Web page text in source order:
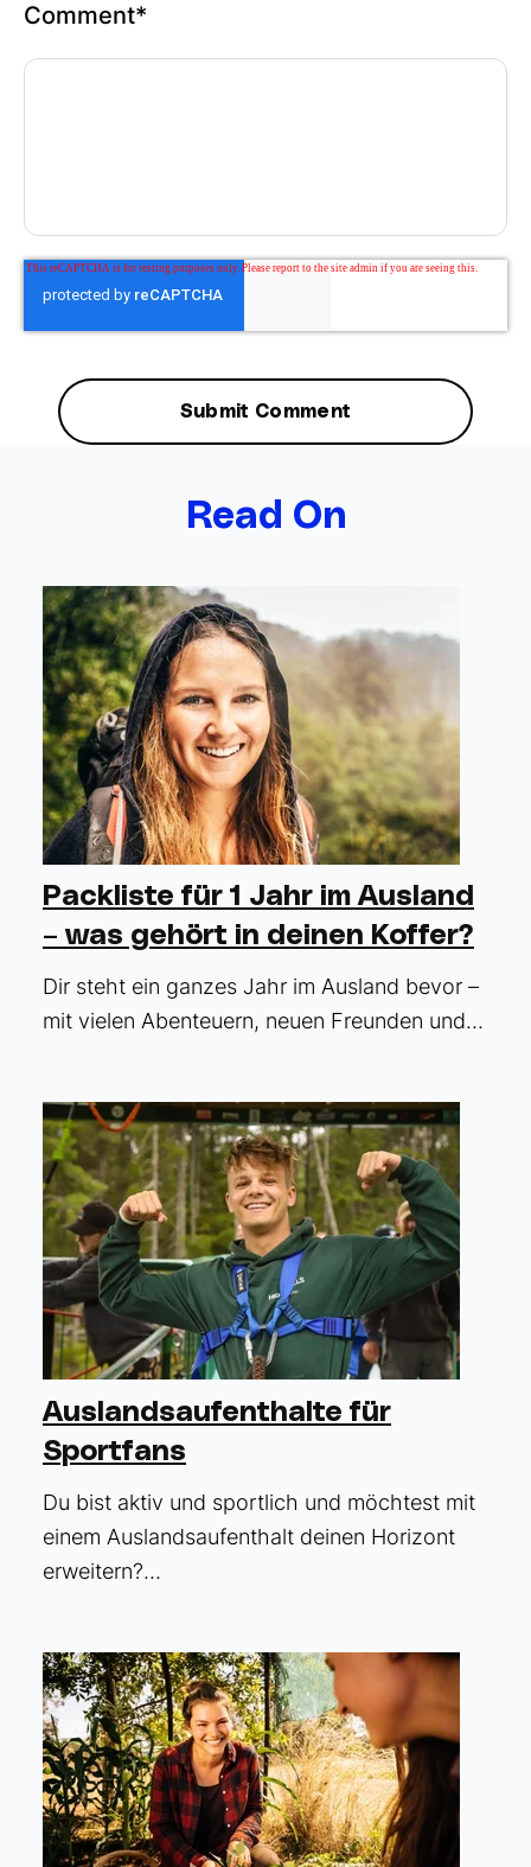
Comment*
Read On
Packliste für 1 Jahr im Ausland
– was gehört in deinen Koffer?
Dir steht ein ganzes Jahr im Ausland bevor –
mit vielen Abenteuern, neuen Freunden und...
Auslandsaufenthalte für
Sportfans
Du bist aktiv und sportlich und möchtest mit
einem Auslandsaufenthalt deinen Horizont
erweitern?...